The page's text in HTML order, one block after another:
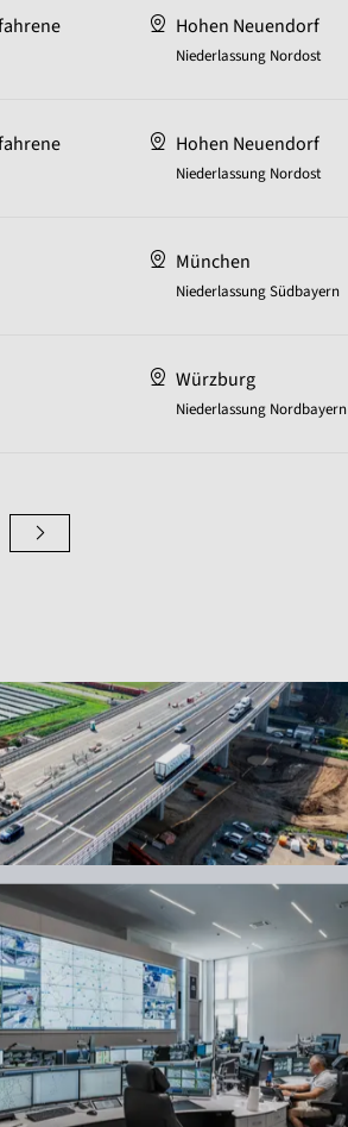
Hohen Neuendorf
Niederlassung Nordost
Hohen Neuendorf
Niederlassung Nordost
München
Niederlassung Südbayern
Würzburg
Niederlassung Nordbayern